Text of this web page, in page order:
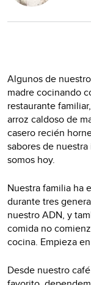
Algunos de
madre cocinando
restaurante
arroz caldoso de
casero recién
sabores de
somos hoy.
Nuestra familia ha
durante tres
nuestro ADN, y
comida no
cocina. Empieza
Desde nuestro